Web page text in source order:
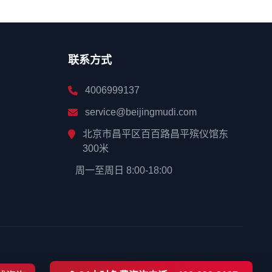
联系方式
4006999137
service@beijingmudi.com
北京市昌平区百百路昌平殡仪馆东
300米
周一至周日 8:00-18:00